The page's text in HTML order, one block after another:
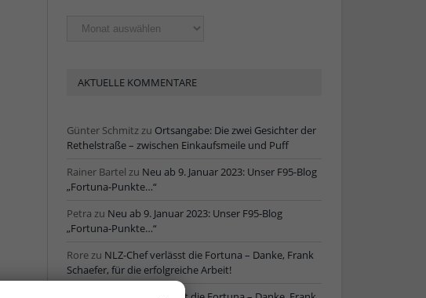
Ältere
AKTUELLE KOMMENTARE
Günter Schmitzzu Ortsangabe: Die zwei Gesichter der
Rethelstraße – zwischen Einkaufsmeile und Puff
Rainer Bartel zu Neu ab 9. Januar 2023: Unser F95-Blog
„Fortuna-Punkte…“
Petra zu Neu ab 9. Januar 2023: Unser F95-Blog
„Fortuna-Punkte…“
Rorezu NLZ-Chef verlässt die Fortuna – Danke, Frank
Schaefer, für die erfolgreiche Arbeit!